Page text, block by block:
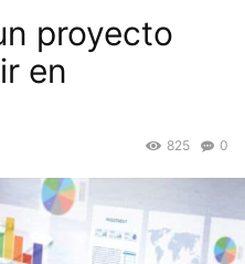
proyecto
en
0
825